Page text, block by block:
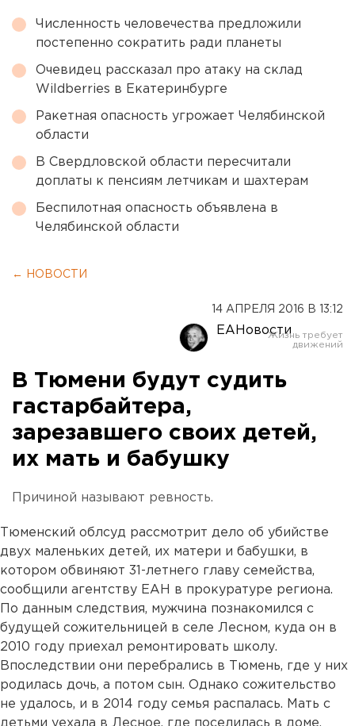
Численность человечества предложили
постепенно сократить ради планеты
Очевидец рассказал про атаку на склад
Wildberries в Екатеринбурге
Ракетная опасность угрожает Челябинской
области
В Свердловской области пересчитали
доплаты к пенсиям летчикам и шахтерам
Беспилотная опасность объявлена в
Челябинской области
← НОВОСТИ
14 АПРЕЛЯ 2016 В 13:12
ЕАНовости
В Тюмени будут судить
гастарбайтера,
зарезавшего своих детей,
их мать и бабушку
Причиной называют ревность.
Тюменский облсуд рассмотрит дело об убийстве
двух маленьких детей, их матери и бабушки, в
котором обвиняют 31-летнего главу семейства,
сообщили агентству ЕАН в прокуратуре региона.
По данным следствия, мужчина познакомился с
будущей сожительницей в селе Лесном, куда он в
2010 году приехал ремонтировать школу.
Впоследствии они перебрались в Тюмень, где у них
родилась дочь, а потом сын. Однако сожительство
не удалось, и в 2014 году семья распалась. Мать с
детьми уехала в Лесное, где поселилась в доме,